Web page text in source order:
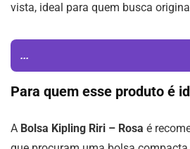
vista, ideal para quem busca
...
Para quem esse produto é
A Bolsa Kipling Riri – Rosa é